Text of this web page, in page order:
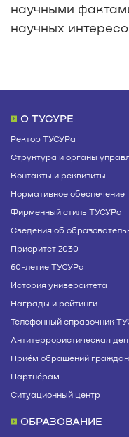
научными
научных
О ТУСУРЕ
Ректор ТУСУРа
Структура и органы
Контакты и реквизиты
Нормативное обеспечение
Фирменный стиль ТУСУРа
Сведения об
Приоритет 2030
60-летие ТУСУРа
История университета
Награды и рейтинги
Телефонный справочник
Антитеррористическая
Приём обращений
Партнёрам
Ситуационный центр
ОБРАЗОВАНИЕ